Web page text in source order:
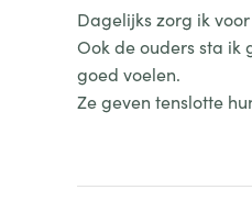
Dagelijks zorg ik
Ook de ouders sta
goed voelen.
Ze geven tenslotte